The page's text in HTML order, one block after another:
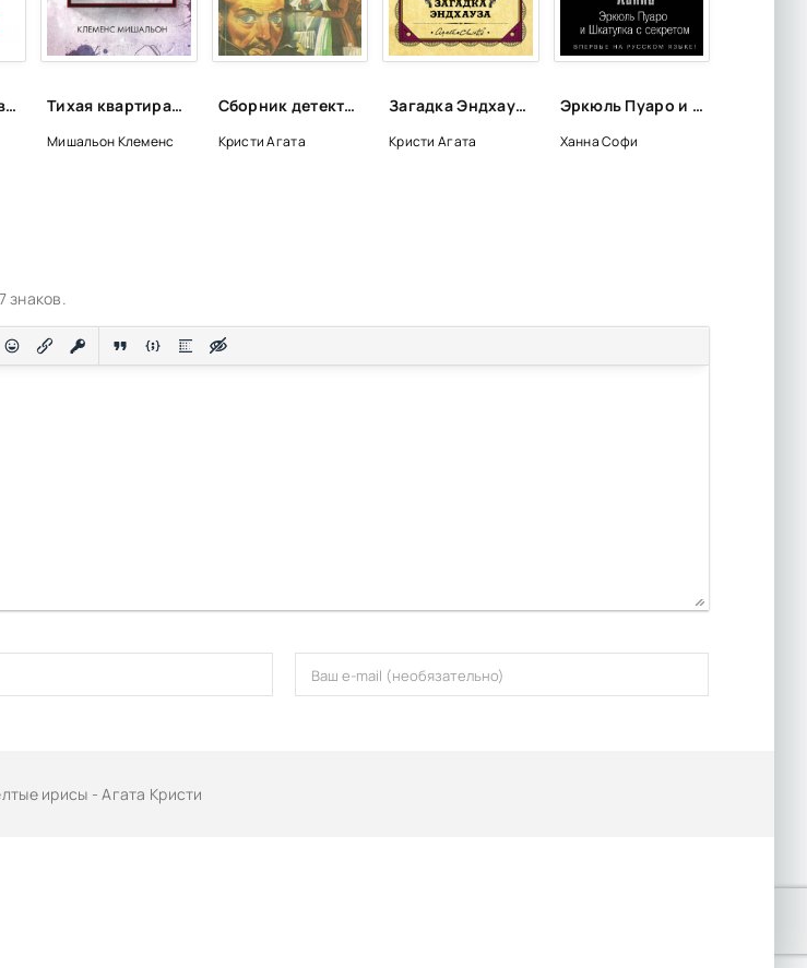
Отдай мою кровь - Андрей Шляхов Тихая квартирантка - Клеменс Мишальон
Мишальон Клеменс
Сборник детективных произведений - Агата Кристи
Кристи Агата
Загадка Эндхауза - Агата Кристи
Кристи Агата
Эркюль Пуаро и Шкатулка с секретом - Софи Ханна
Ханна Софи
знаков.
ирисы - Агата Кристи